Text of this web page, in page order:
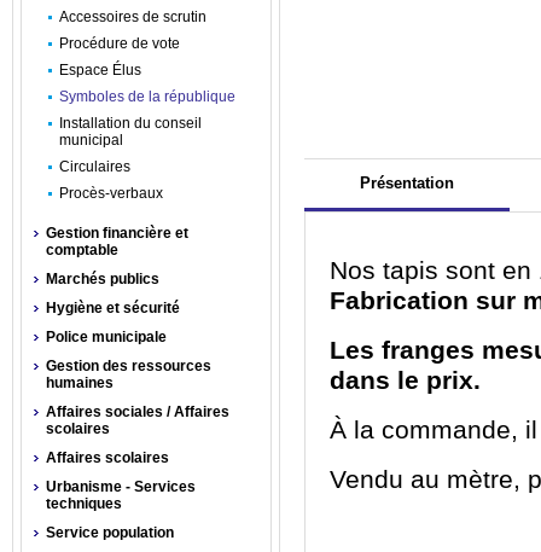
Présentation
Nos tapis sont
Fabrication sur
Les franges
dans le prix.
À la commande,
Vendu au mètre,
Accessoires de scrutin
Procédure de vote
Espace Élus
Symboles de la république
Installation du conseil
municipal
Circulaires
Procès-verbaux
Gestion financière et
comptable
Marchés publics
Hygiène et sécurité
Police municipale
Gestion des ressources
humaines
Affaires sociales / Affaires
scolaires
Affaires scolaires
Urbanisme - Services
techniques
Service population